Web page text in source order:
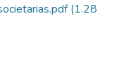
(1.28